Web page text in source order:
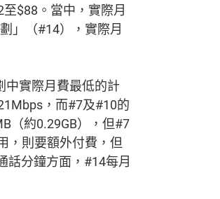
$88。當中，實際月
」（#14），實際月
中實際月費最低的計
，而#7及#10的
（約0.29GB），但#7
，則要額外付費，但
話分鐘方面，#14每月